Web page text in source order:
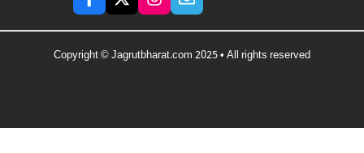
Copyright © Jagrutbharat.com 2025 • All rights reserved